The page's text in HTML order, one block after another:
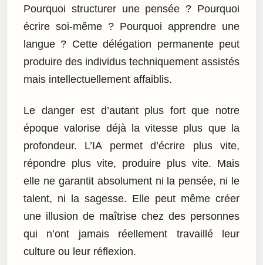
Pourquoi structurer une pensée ? Pourquoi
écrire soi-même ? Pourquoi apprendre une
langue ? Cette délégation permanente peut
produire des individus techniquement assistés
mais intellectuellement affaiblis.
Le danger est d’autant plus fort que notre
époque valorise déjà la vitesse plus que la
profondeur. L’IA permet d’écrire plus vite,
répondre plus vite, produire plus vite. Mais
elle ne garantit absolument ni la pensée, ni le
talent, ni la sagesse. Elle peut même créer
une illusion de maîtrise chez des personnes
qui n’ont jamais réellement travaillé leur
culture ou leur réflexion.